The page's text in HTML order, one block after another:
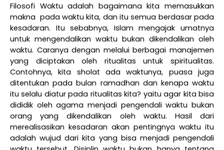
Filosofi Waktu adalah bagaimana kita memasukkan
makna pada waktu kita, dan itu semua berdasar pada
kesadaran. Itu sebabnya, Islam mengajak umatnya
untuk mengendalikan waktu bukan dikendalikan oleh
waktu. Caranya dengan melalui berbagai manajemen
yang diciptakan oleh ritualitas untuk spiritualitas.
Contohnya, kita sholat ada waktunya, puasa juga
ditentukan pada bulan ramadhan dan kenapa waktu
itu selalu diatur pada ritualitas kita? yaitu agar kita bisa
dididik oleh agama menjadi pengendali waktu bukan
orang yang dikendalikan oleh waktu. Hasil dari
merealisasikan kesadaran akan pentingnya waktu itu
adalah wujud dari kita yang bisa menjadi pengendali